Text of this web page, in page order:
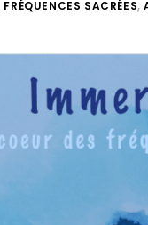
FRÉQUENCES SACRÉES,